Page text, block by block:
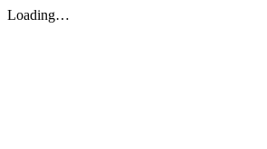
Loading…